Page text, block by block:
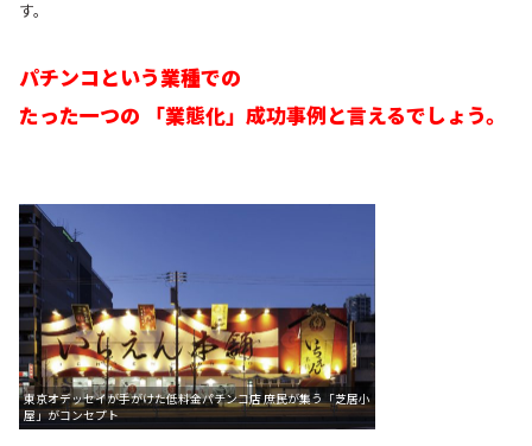
す。
パチンコという業種での
たった一つの 「業態化」成功事例と言えるでしょう。
東京オデッセイが手がけた低料金パチンコ店 庶民が集う「芝居小
屋」がコンセプト